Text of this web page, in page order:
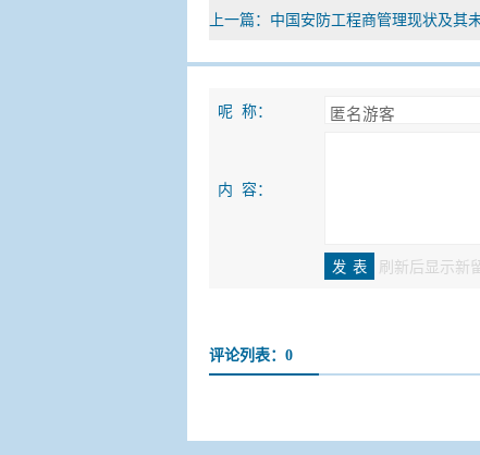
上一篇： 中国安防工程商管理现状及其
呢 称：
内 容：
刷新后显示新
评论列表：0